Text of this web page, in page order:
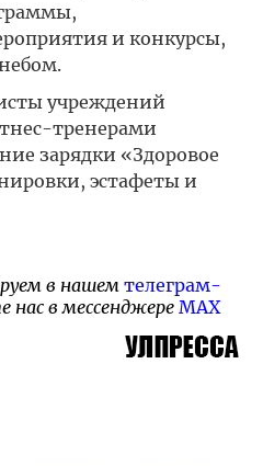
и конкурсы,
учреждений
тренерами
зарядки «Здоровое
эстафеты и
в нашем телеграм-
в мессенджере MAX